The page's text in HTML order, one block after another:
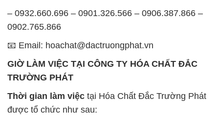
– 0932.660.696 – 0901.326.566 – 0906.387.866 –
0902.765.866
📧 Email: hoachat@dactruongphat.vn
GIỜ LÀM VIỆC TẠI CÔNG TY HÓA CHẤT ĐẮC
TRƯỜNG PHÁT
Thời gian làm việc tại Hóa Chất Đắc Trường Phát
được tổ chức như sau: